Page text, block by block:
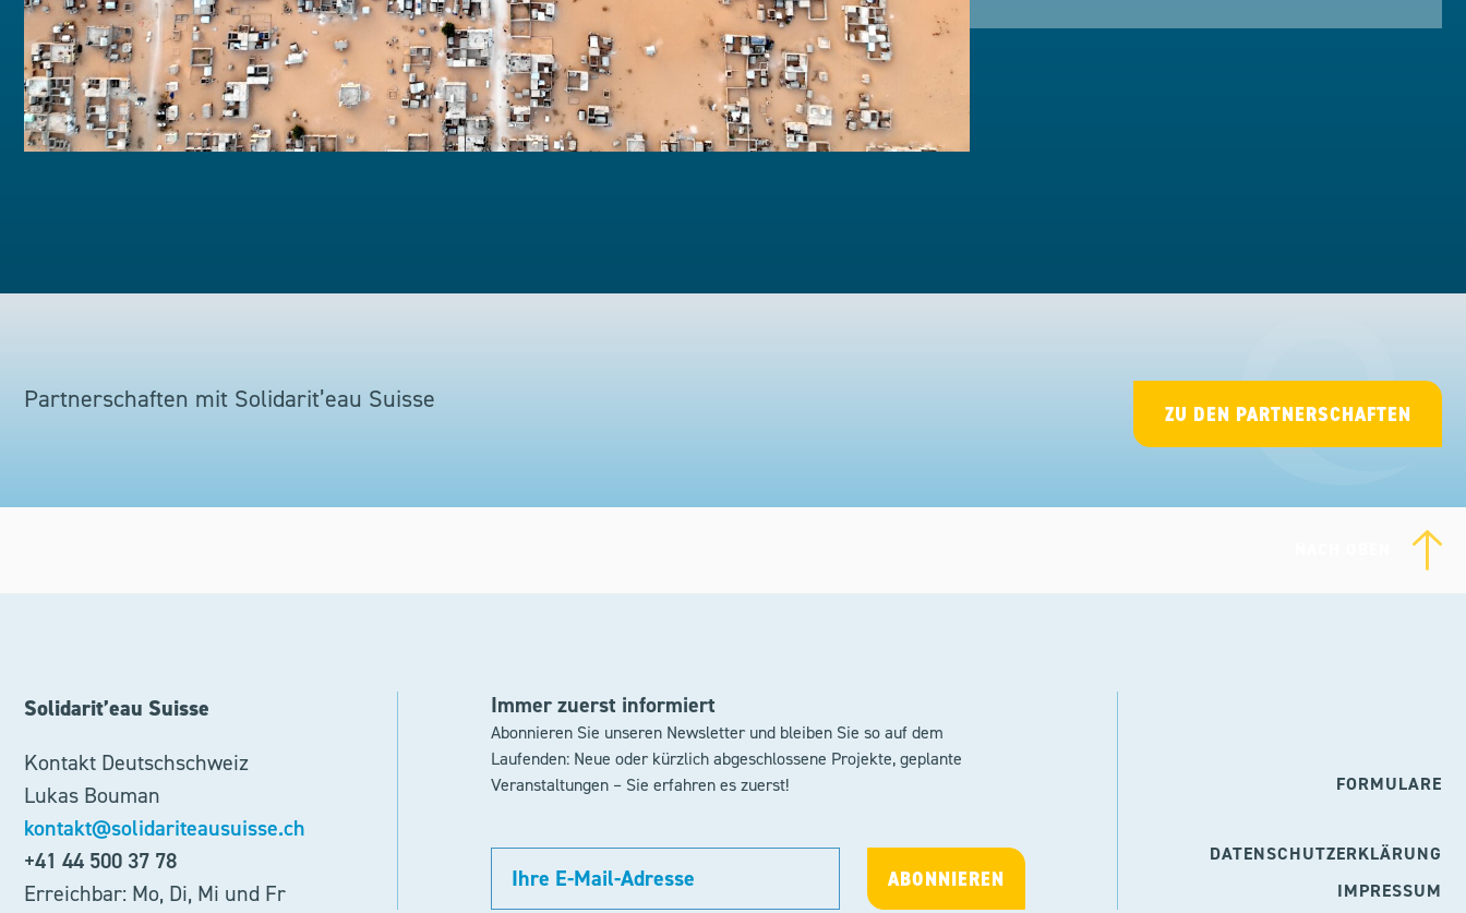
Partnerschaften mit Solidarit’eau Suisse ZU DEN PARTNERSCHAFTEN
Solidarit’eau Suisse
Kontakt Deutschschweiz
Lukas Bouman
Erreichbar: Mo, Di, Mi und Fr
+41 44 500 37 78
kontakt@solidariteausuisse.ch
Immer zuerst informiert
Abonnieren Sie unseren Newsletter und bleiben Sie so auf dem
Laufenden: Neue oder kürzlich abgeschlossene Projekte, geplante
Veranstaltungen – Sie erfahren es zuerst!
FORMULARE
DATENSCHUTZERKLÄRUNG
IMPRESSUM